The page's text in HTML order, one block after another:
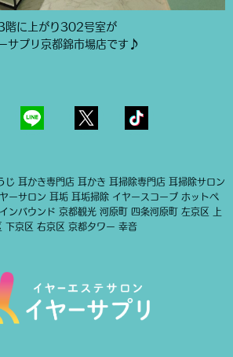
階に上がり302号室が
サプリ京都錦市場店です♪
じ 耳かき専門店 耳かき 耳掃除専門店 耳掃除サロン
ーサロン 耳垢 耳垢掃除 イヤースコープ ホットペ
ンバウンド 京都観光 河原町 四条河原町 左京区 上
下京区 右京区 京都タワー 幸音